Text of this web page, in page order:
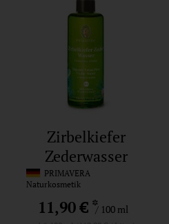
Zirbelkiefer
Zederwasser
PRIMAVERA
Naturkosmetik
11,90 € */ 100 ml